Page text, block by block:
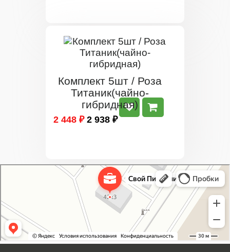
Комплект 5шт / Роза
Титаник(чайно-
гибридная)
2 448 ₽ 2 938 ₽
Питомник растений в Москве